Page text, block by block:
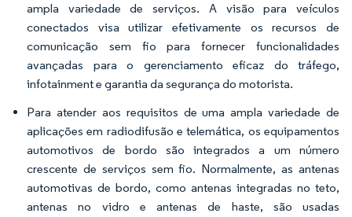
ampla variedade de serviços. A visão para veículos
conectados visa utilizar efetivamente os recursos de
comunicação sem fio para fornecer funcionalidades
avançadas para o gerenciamento eficaz do tráfego,
infotainment e garantia da segurança do motorista.
Para atender aos requisitos de uma ampla variedade de
aplicações em radiodifusão e telemática, os equipamentos
automotivos de bordo são integrados a um número
crescente de serviços sem fio. Normalmente, as antenas
automotivas de bordo, como antenas integradas no teto,
antenas no vidro e antenas de haste, são usadas